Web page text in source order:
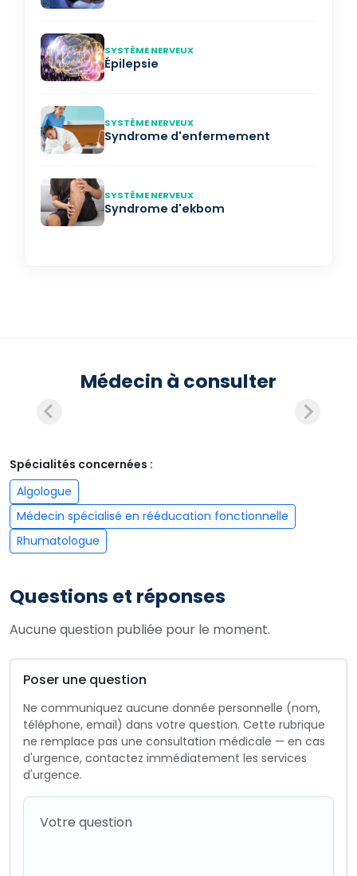
SYSTÈME NERVEUX
Épilepsie
SYSTÈME NERVEUX
Syndrome d'enfermement
SYSTÈME NERVEUX
Syndrome d'ekbom
Médecin à consulter
Spécialités concernées :
Algologue
Médecin spécialisé en rééducation fonctionnelle
Rhumatologue
Questions et réponses
Aucune question publiée pour le moment.
Poser une question
Ne communiquez aucune donnée personnelle (nom,
téléphone, email) dans votre question. Cette rubrique
ne remplace pas une consultation médicale — en cas
d'urgence, contactez immédiatement les services
d'urgence.